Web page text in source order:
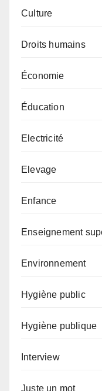
Culture
Droits humains
Économie
Éducation
Electricité
Elevage
Enfance
Enseignement
Environnement
Hygiène public
Hygiène publique
Interview
Juste un mot